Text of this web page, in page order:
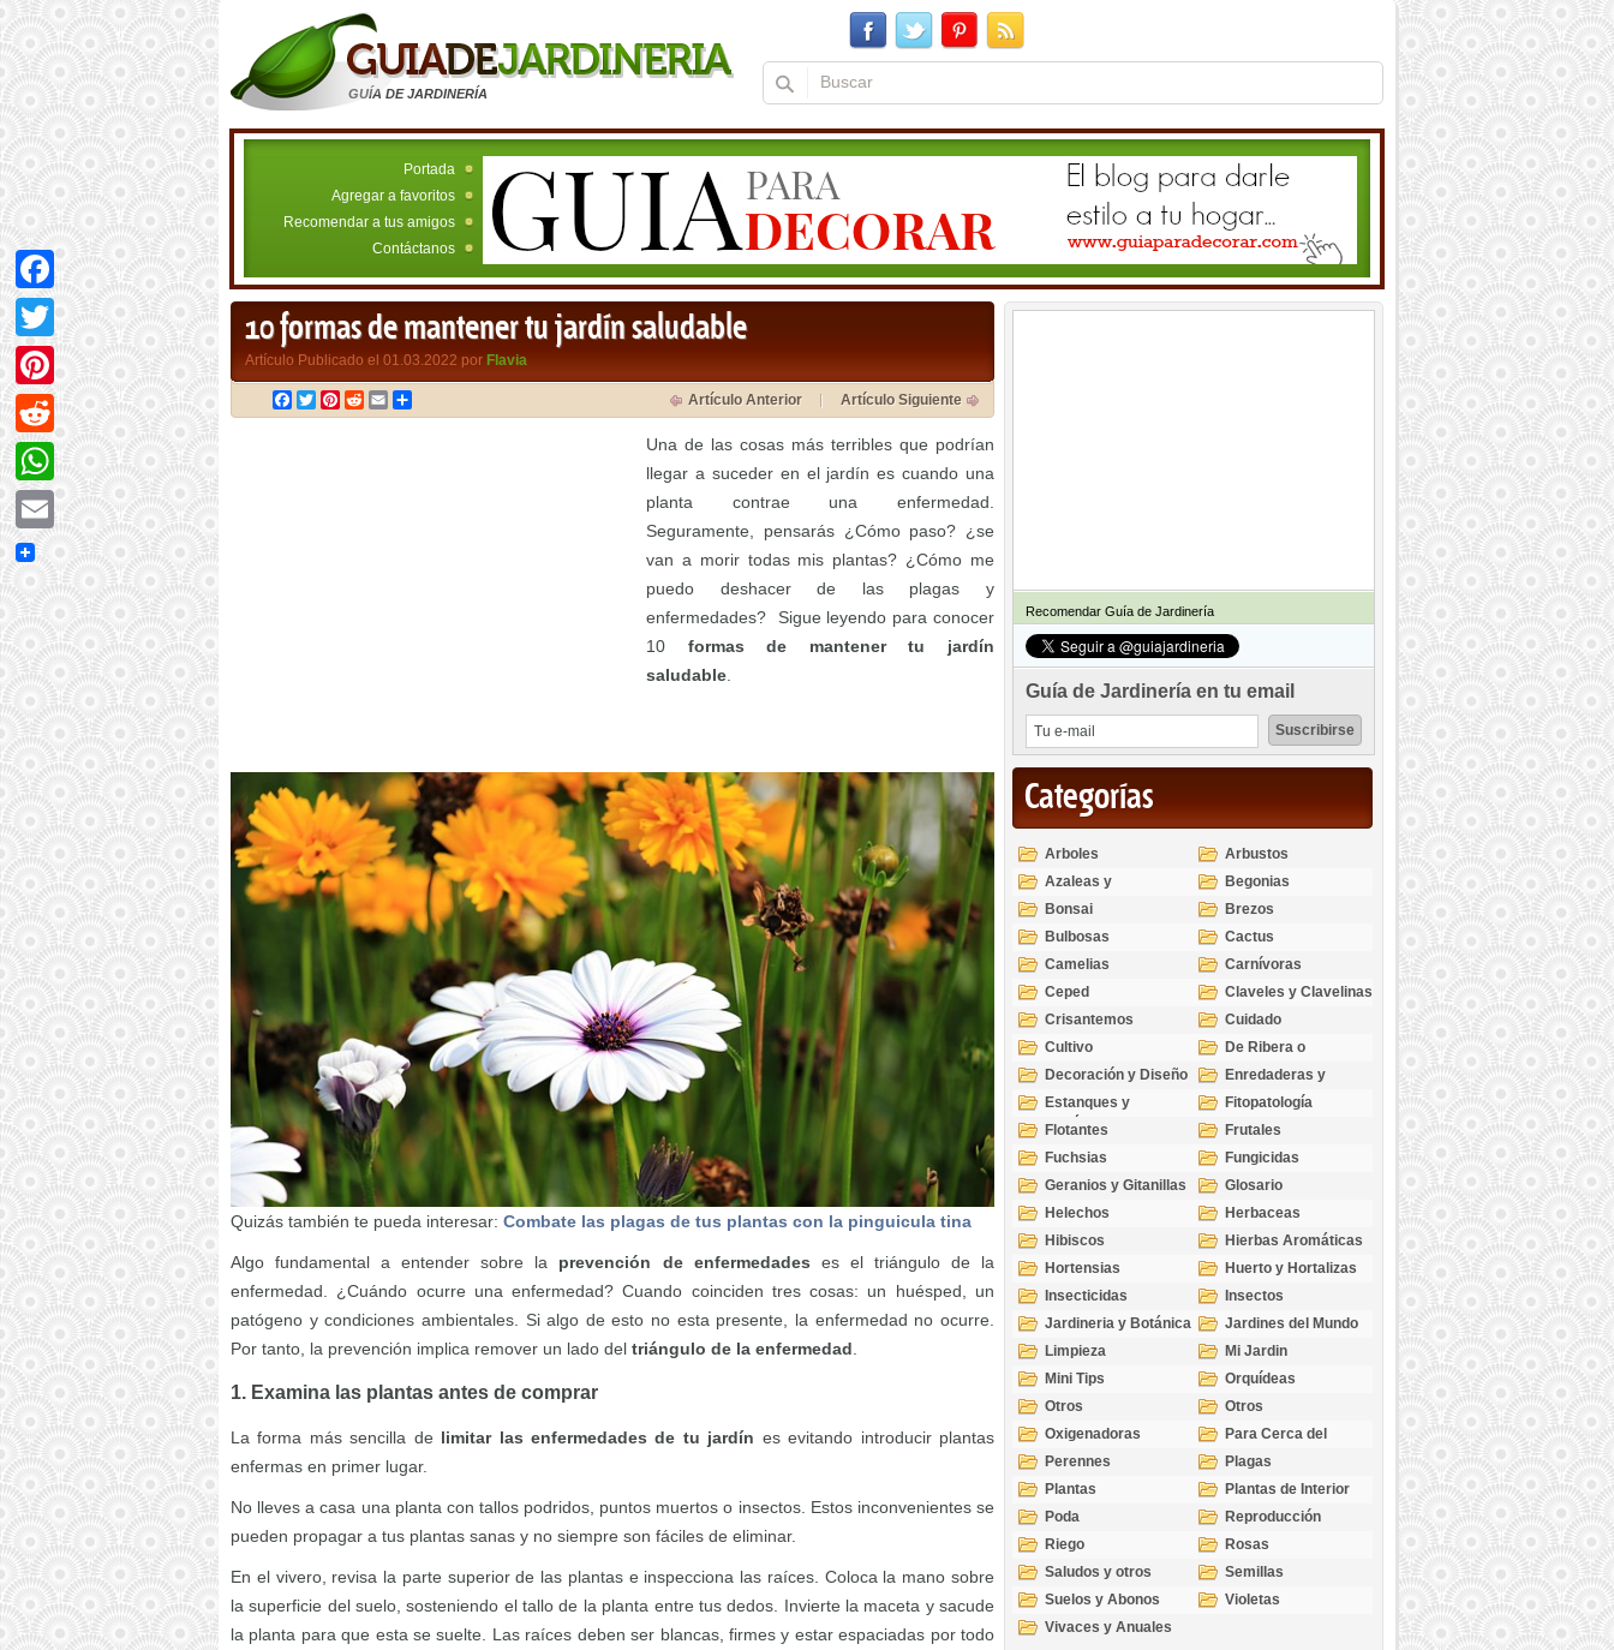
GUÍA DE JARDINERÍA
Portada
Agregar a favoritos
Recomendar a tus amigos
Contáctanos
10 formas de mantener tu jardín saludable
Artículo Publicado el 01.03.2022 por Flavia
Facebook
TwitterPinterest
RedditEmail Artículo Anterior Artículo Siguiente
Una de las cosas más terribles que podrían
llegar a suceder en el jardín es cuando una
planta contrae una enfermedad.
Seguramente, pensarás ¿Cómo paso? ¿se
van a morir todas mis plantas? ¿Cómo me
puedo deshacer de las plagas y
enfermedades? Sigue leyendo para conocer
10 formas de mantener tu jardín
saludable
Quizás también te pueda interesar: Combate las plagas de tus plantas con la pinguicula tina
Algo fundamental a entender sobre la prevención de enfermedades es el triángulo de la
enfermedad. ¿Cuándo ocurre una enfermedad? Cuando coinciden tres cosas: un huésped, un
patógeno y condiciones ambientales. Si algo de esto no esta presente, la enfermedad no ocurre.
Por tanto, la prevención implica remover un lado del triángulo de la enfermedad
1. Examina las plantas antes de comprar
La forma más sencilla de limitar las enfermedades de tu jardín es evitando introducir plantas
enfermas en primer lugar.
No lleves a casa una planta con tallos podridos, puntos muertos o insectos. Estos inconvenientes se
pueden propagar a tus plantas sanas y no siempre son fáciles de eliminar.
En el vivero, revisa la parte superior de las plantas e inspecciona las raíces. Coloca la mano sobre
la superficie del suelo, sosteniendo el tallo de la planta entre tus dedos. Invierte la maceta y sacude
la planta para que esta se suelte. Las raíces deben ser blancas, firmes y estar espaciadas por todo
Recomendar Guía de Jardinería
Guía de Jardinería en tu email
Categorías
Arboles
Arbustos
Azaleas y
Rododendros
Begonias
Bonsai
Brezos
Bulbosas
Cactus
Camelias
Carnívoras
Ceped
Claveles y Clavelinas
Crisantemos
Cuidado
Cultivo
De Ribera o
Palustres
Decoración y Diseño
Enredaderas y
cubresuelos
Estanques y
Acuáticas
Fitopatología
Flotantes
Frutales
Fuchsias
Fungicidas
Geranios y Gitanillas
Glosario
Helechos
Herbaceas
Hibiscos
Hierbas Aromáticas
Hortensias
Huerto y Hortalizas
Insecticidas
Insectos
Jardineria y Botánica
Jardines del Mundo
Limpieza
Mi Jardin
Mini Tips
Orquídeas
Otros
Otros
Oxigenadoras
Para Cerca del
Estanque
Perennes
Plagas
Plantas
Plantas de Interior
Poda
Reproducción
Riego
Rosas
Saludos y otros
temas
Semillas
Suelos y Abonos
Violetas
Vivaces y Anuales
Facebook
Twitter
Pinterest
Reddit
WhatsApp
Email